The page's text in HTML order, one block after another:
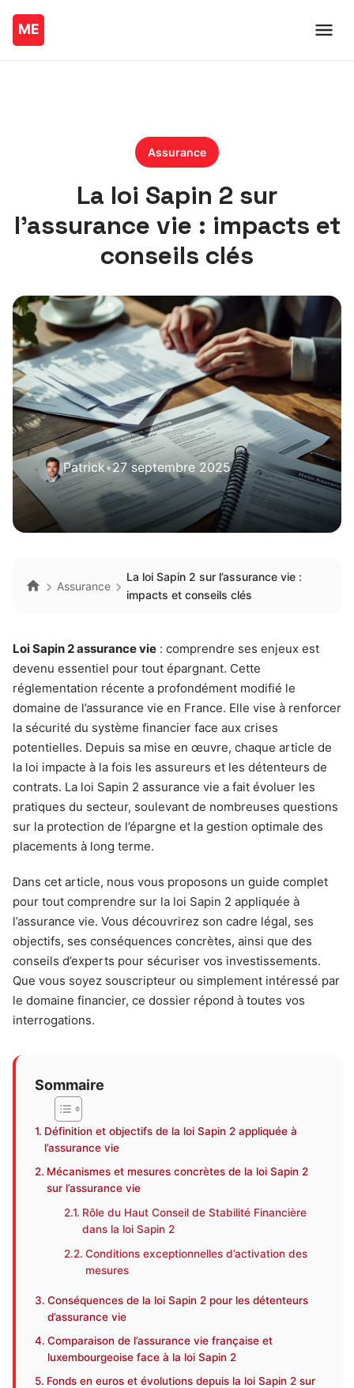
Assurance
La loi Sapin 2 sur
l’assurance vie : impacts et
conseils clés
Patrick•27 septembre 2025
Assurance
La loi Sapin 2 sur l’assurance vie :
impacts et conseils clés
Loi Sapin 2 assurance vie : comprendre ses enjeux est
devenu essentiel pour tout épargnant. Cette
réglementation récente a profondément modifié le
domaine de l’assurance vie en France. Elle vise à renforcer
la sécurité du système financier face aux crises
potentielles. Depuis sa mise en œuvre, chaque article de
la loi impacte à la fois les assureurs et les détenteurs de
contrats. La loi Sapin 2 assurance vie a fait évoluer les
pratiques du secteur, soulevant de nombreuses questions
sur la protection de l’épargne et la gestion optimale des
placements à long terme.
Dans cet article, nous vous proposons un guide complet
pour tout comprendre sur la loi Sapin 2 appliquée à
l’assurance vie. Vous découvrirez son cadre légal, ses
objectifs, ses conséquences concrètes, ainsi que des
conseils d’experts pour sécuriser vos investissements.
Que vous soyez souscripteur ou simplement intéressé par
le domaine financier, ce dossier répond à toutes vos
interrogations.
Sommaire
Définition et objectifs de la loi Sapin 2 appliquée à
l’assurance vie
Mécanismes et mesures concrètes de la loi Sapin 2
sur l’assurance vie
Rôle du Haut Conseil de Stabilité Financière
dans la loi Sapin 2
Conditions exceptionnelles d’activation des
mesures
Conséquences de la loi Sapin 2 pour les détenteurs
d’assurance vie
Comparaison de l’assurance vie française et
luxembourgeoise face à la loi Sapin 2
Fonds en euros et évolutions depuis la loi Sapin 2 sur